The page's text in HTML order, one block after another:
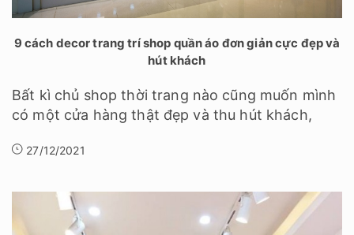
9 cách decor trang trí shop quần áo đơn giản cực đẹp và
hút khách
Bất kì chủ shop thời trang nào cũng muốn mình
có một cửa hàng thật đẹp và thu hút khách,
27/12/2021